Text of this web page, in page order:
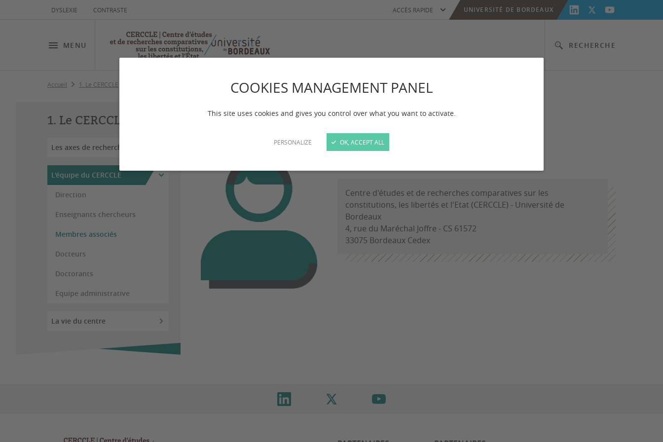
COOKIES MANAGEMENT PANEL
This site uses cookies and gives you control over what you want to activate.
PERSONALIZE OK, ACCEPT ALL
DYSLEXIE CONTRASTE
MENU RECHERCHE
ACCÈS RAPIDE UNIVERSITÉ DE BORDEAUX
Accueil 1. Le CERCCLE Membres associés Lamare Marine
1. Le CERCCLE
Les axes de recherche
L'équipe du CERCCLE
Direction
Enseignants chercheurs
Membres associés
Docteurs
Doctorants
Equipe administrative
La vie du centre
Lamare Marine
Centre d'études et de recherches comparatives sur les
constitutions, les libertés et l'Etat (CERCCLE) - Université de
Bordeaux
4, rue du Maréchal Joffre - CS 61572
33075 Bordeaux Cedex